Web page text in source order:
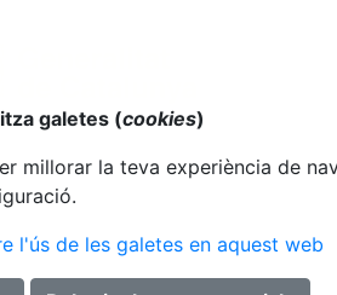
galetes (cookies)
millorar la teva experiència de
l'ús de les galetes en aquest web